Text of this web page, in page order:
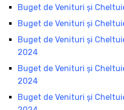
Buget de Venituri şi
Buget de Venituri şi
Buget de Venituri şi
2024
Buget de Venituri şi
2024
Buget de Venituri şi